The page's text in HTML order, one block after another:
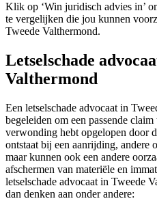
Klik op ‘Win juridisch advies in’
te vergelijken die jou kunnen
Tweede Valthermond.
Letselschade
Valthermond
Een letselschade advocaat in
begeleiden om een passende
verwonding hebt opgelopen door
ontstaat bij een aanrijding, andere
maar kunnen ook een andere
afschermen van materiële en
letselschade advocaat in Tweede
dan denken aan onder andere: